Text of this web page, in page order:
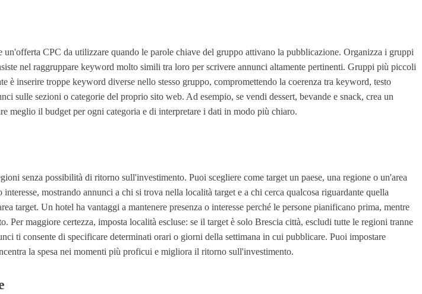
CPC da utilizzare quando le parole chiave del gruppo attivano la pubblicazione. Organizza i gruppi
nel raggruppare keyword molto simili tra loro per scrivere annunci altamente pertinenti. Gruppi più piccoli
inserire troppe keyword diverse nello stesso gruppo, compromettendo la coerenza tra keyword, testo
sulle sezioni o categorie del proprio sito web. Ad esempio, se vendi dessert, bevande e snack, crea un
meglio il budget per ogni categoria e di interpretare i dati in modo più chiaro.
senza possibilità di ritorno sull'investimento. Puoi scegliere come target un paese, una regione o un'area
mostrando annunci a chi si trova nella località target e a chi cerca qualcosa riguardante quella
target. Un hotel ha vantaggi a mantenere presenza o interesse perché le persone pianificano prima, mentre
maggiore certezza, imposta località escluse: se il target è solo Brescia città, escludi tutte le regioni tranne
ti consente di specificare determinati orari o giorni della settimana in cui pubblicare. Puoi impostare
la spesa nei momenti più proficui e migliora il ritorno sull'investimento.